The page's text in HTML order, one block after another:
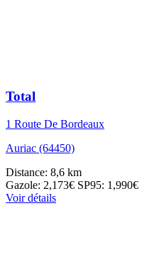
Total
1 Route De Bordeaux
Auriac (64450)
Distance: 8,6 km
Gazole: 2,173€ SP95: 1,990€
Voir détails